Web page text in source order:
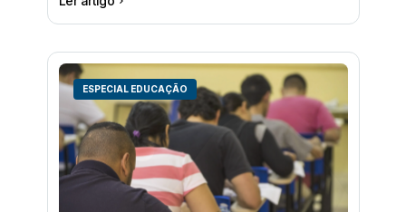
ESPECIAL EDUCAÇÃO